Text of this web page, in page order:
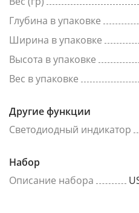
Глубина в упаковке
Ширина в упаковке
Высота в упаковке
Вес в упаковке
Другие функции
Светодиодный индикатор
Набор
Описание набора